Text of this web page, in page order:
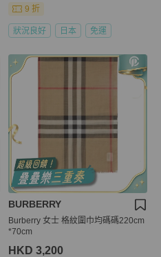
9 折
狀況良好 日本 免運
BURBERRY
Burberry 女士 格紋圍巾均碼碼220cm
*70cm
HKD 3,200